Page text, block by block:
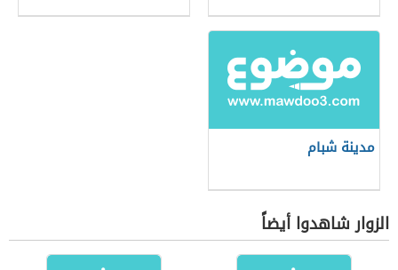
مدينة شبام
الزوار شاهدوا أيضاً